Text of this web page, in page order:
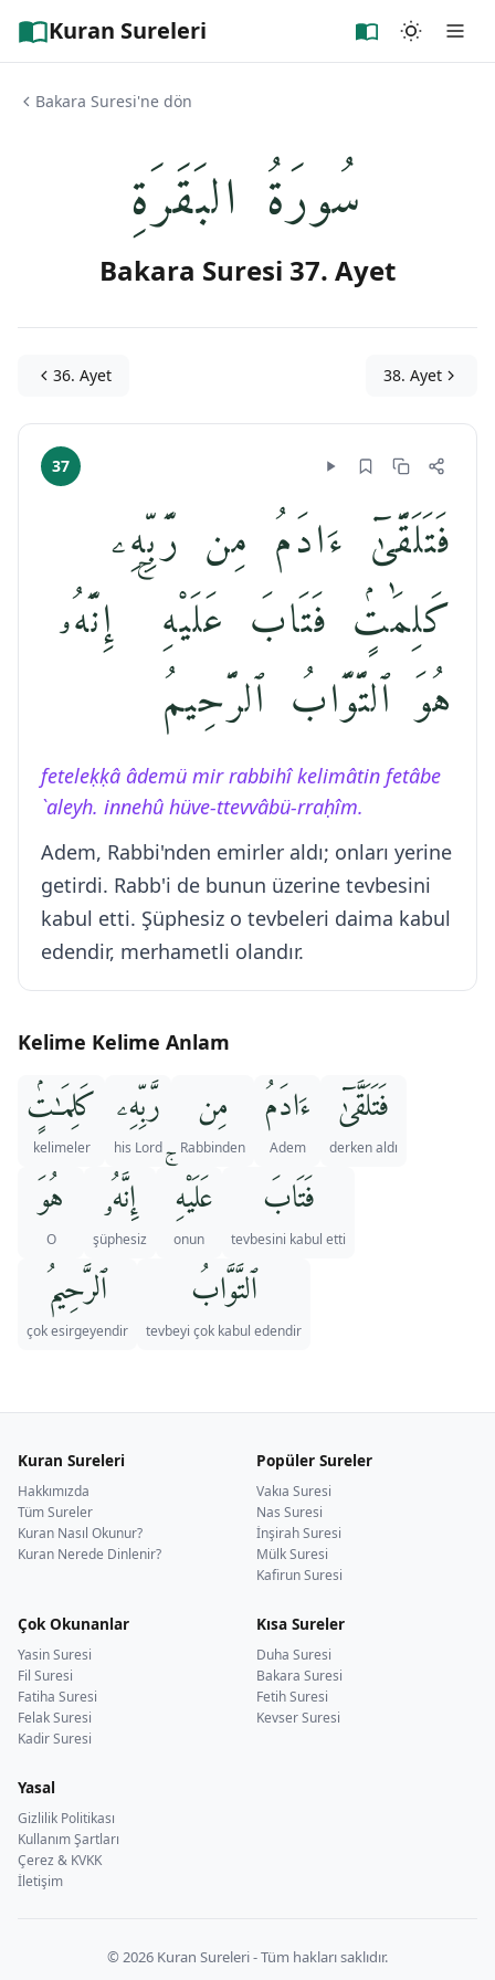
Kuran Sureleri
Bakara Suresi'ne dön
سُورَةُ البَقَرَةِ
Bakara Suresi 37. Ayet
36. Ayet 38. Ayet
37
فَتَلَقَّىٰٓ ءَادَمُ مِن رَّبِّهِۦ
كَلِمَٰتٍۢ فَتَابَ عَلَيْهِ ۚ إِنَّهُۥ
هُوَ ٱلتَّوَّابُ ٱلرَّحِيمُ
feteleḳḳâ âdemü mir rabbihî kelimâtin fetâbe
`aleyh. innehû hüve-ttevvâbü-rraḥîm.
Adem, Rabbi'nden emirler aldı; onları yerine
getirdi. Rabb'i de bunun üzerine tevbesini
kabul etti. Şüphesiz o tevbeleri daima kabul
edendir, merhametli olandır.
Kelime Kelime Anlam
فَتَلَقَّىٰٓ
derken aldı
ءَادَمُ
Adem
مِن
Rabbinden
رَّبِّهِۦ
his Lord
كَلِمَـٰتٍۢ
kelimeler
فَتَابَ
tevbesini kabul etti
عَلَيْهِ ۚ
onun
إِنَّهُۥ
şüphesiz
هُوَ
O
ٱلتَّوَّابُ
tevbeyi çok kabul edendir
ٱلرَّحِيمُ
çok esirgeyendir
Kuran Sureleri
Hakkımızda
Tüm Sureler
Kuran Nasıl Okunur?
Kuran Nerede Dinlenir?
Popüler Sureler
Vakıa Suresi
Nas Suresi
İnşirah Suresi
Mülk Suresi
Kafirun Suresi
Çok Okunanlar
Yasin Suresi
Fil Suresi
Fatiha Suresi
Felak Suresi
Kadir Suresi
Kısa Sureler
Duha Suresi
Bakara Suresi
Fetih Suresi
Kevser Suresi
Yasal
Gizlilik Politikası
Kullanım Şartları
Çerez & KVKK
İletişim
© 2026 Kuran Sureleri - Tüm hakları saklıdır.